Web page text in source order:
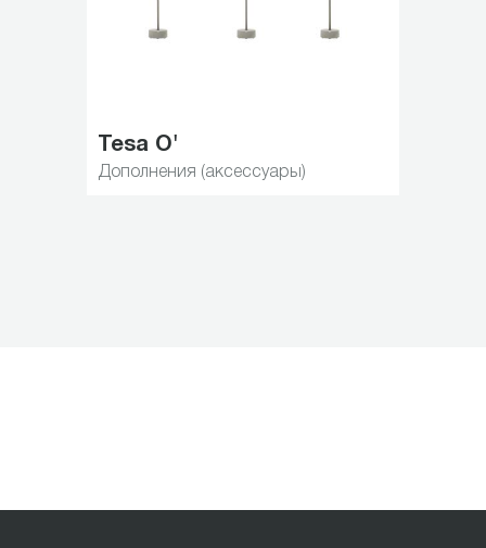
Tesa O'
Дополнения (аксессуары)